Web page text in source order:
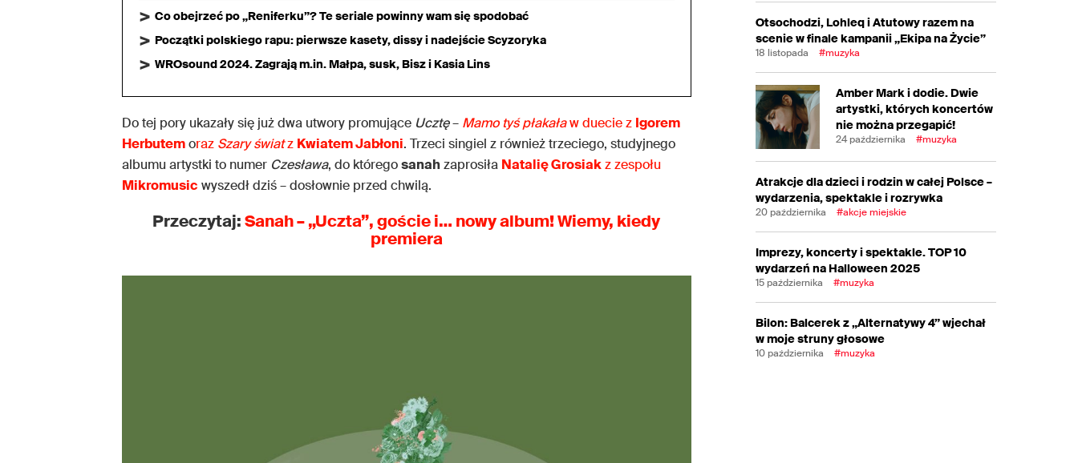
Co obejrzeć po „Reniferku”? Te seriale powinny wam się spodobać
Początki polskiego rapu: pierwsze kasety, dissy i nadejście Scyzoryka
WROsound 2024. Zagrają m.in. Małpa, susk, Bisz i Kasia Lins
Do tej pory ukazały się już dwa utwory promujące Ucztę– Mamo tyś płakaław duecie z Igorem
Herbutemoraz Szary światz Kwiatem Jabłoni. Trzeci singiel z również trzeciego, studyjnego
albumu artystki to numer Czesława, do któregosanahzaprosiła Natalię Grosiakz zespołu
Mikromusic wyszedł dziś – dosłownie przed chwilą.
Przeczytaj:Sanah–„Uczta”, goście i… nowy album!Wiemy, kiedy
premiera
Otsochodzi, Lohleq i Atutowy razem na
scenie w finale kampanii „Ekipa na Życie”
18 listopada #muzyka
Amber Mark i dodie. Dwie
artystki, których koncertów
nie można przegapić!
24 października #muzyka
Atrakcje dla dzieci i rodzin w całej Polsce –
wydarzenia, spektakle i rozrywka
20 października #akcje miejskie
Imprezy, koncerty i spektakle. TOP 10
wydarzeń na Halloween 2025
15 października #muzyka
Bilon: Balcerek z „Alternatywy 4” wjechał
w moje struny głosowe
10 października #muzyka